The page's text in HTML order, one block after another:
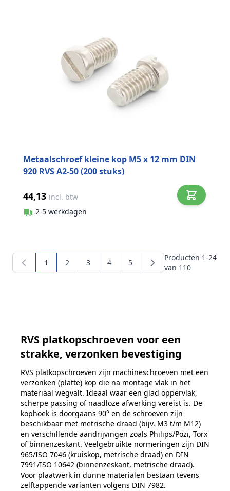
Metaalschroef kleine kop M5 x 12 mm DIN
920 RVS A2-50 (200 stuks)
44,13 incl. btw
2-5 werkdagen
Producten 1-24
van 110
U lees momenteel pagina
1 Pagina
2 Pagina
3 Pagina
4 Pagina
5
RVS platkopschroeven voor een
strakke, verzonken bevestiging
RVS platkopschroeven zijn machine­schroeven met een
verzonken (platte) kop die na montage vlak in het
materiaal wegvalt. Ideaal waar een glad oppervlak,
scherpe passing of naadloze afwerking vereist is. De
kophoek is doorgaans 90° en de schroeven zijn
beschikbaar met metrische draad (bijv. M3 t/m M12)
en verschillende aandrijvingen zoals Philips/Pozi, Torx
of binnenzeskant. Veelgebruikte normeringen zijn DIN
965/ISO 7046 (kruiskop, metrische draad) en DIN
7991/ISO 10642 (binnenzeskant, metrische draad).
Voor plaatwerk in dunne materialen bestaan tevens
zelftappende varianten volgens DIN 7982.